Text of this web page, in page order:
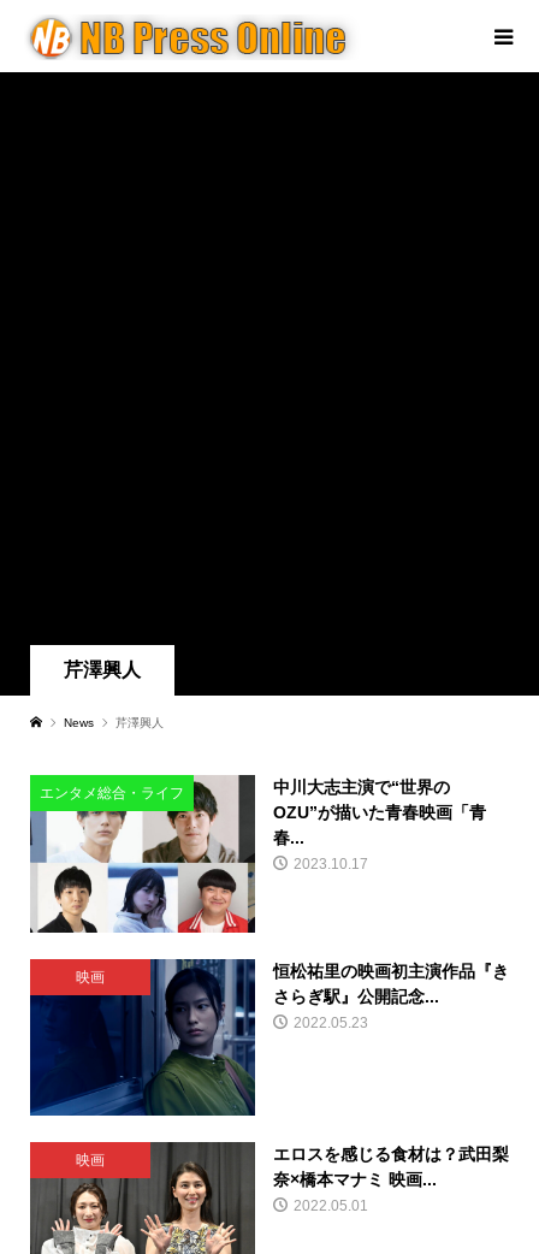
芹澤興人
News 芹澤興人
エンタメ総合・ライフ
中川大志主演で“世界の
OZU”が描いた青春映画「青
春...
2023.10.17
映画
恒松祐里の映画初主演作品『き
さらぎ駅』公開記念...
2022.05.23
映画
エロスを感じる食材は？武田梨
奈×橋本マナミ 映画...
2022.05.01